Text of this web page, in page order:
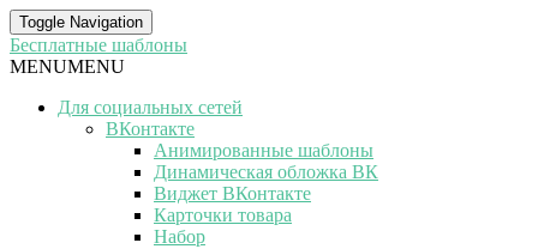
Toggle Navigation
Бесплатные шаблоны
MENUMENU
Для социальных сетей
ВКонтакте
Анимированные шаблоны
Динамическая обложка ВК
Виджет ВКонтакте
Карточки товара
Набор